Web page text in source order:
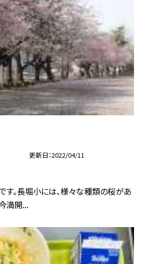
更新日 2022/04/11
す。長堀小には、様々な種類の桜があ
満開...